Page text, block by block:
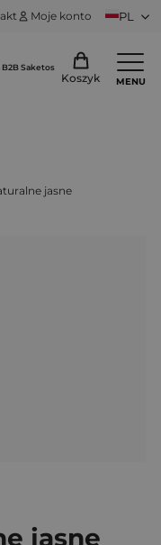
Moje konto PL
Saketos
Koszyk MENU
jasne
jasne